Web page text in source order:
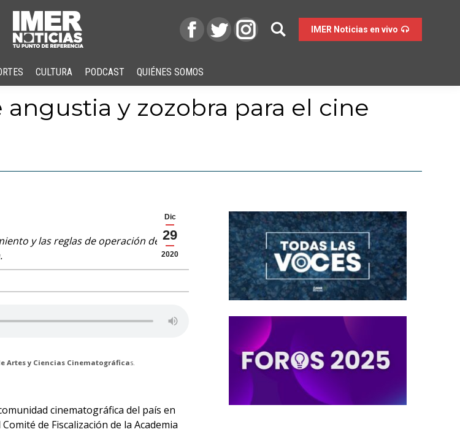
IMER Noticias en vivo
CULTURA PODCAST QUIÉNES SOMOS
y zozobra para el cine
Dic
29
2020
y las reglas de operación de los
Artes y Ciencias Cinematográficas.
cinematográfica del país en
de Fiscalización de la Academia